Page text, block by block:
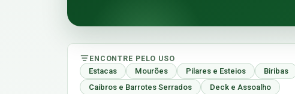
ENCONTRE PELO USO
Estacas
Mourões Pilares e Esteios Biribas
Caibros e Barrotes Serrados
Deck e Assoalho